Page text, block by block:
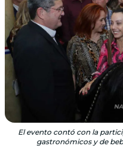
El evento contó con la
gastronómicos y de